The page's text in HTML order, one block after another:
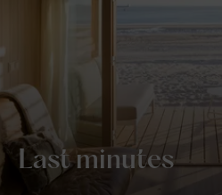
Last minutes